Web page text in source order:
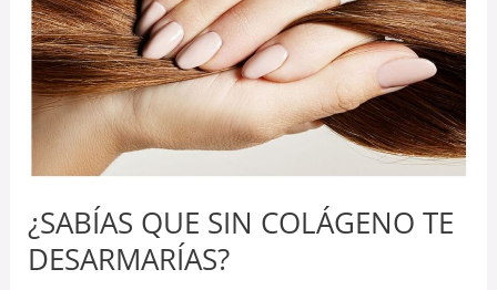
¿SABÍAS QUE SIN COLÁGENO TE
DESARMARÍAS?
TE
DESARMARÍAS?